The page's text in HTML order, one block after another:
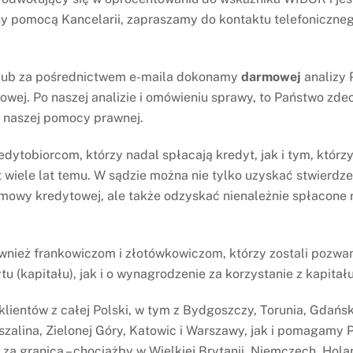
pomocą Kancelarii, zapraszamy do kontaktu
za pośrednictwem e-maila dokonamy darmowej analizy
Po naszej analizie i omówieniu sprawy, to Państwo
pomocy prawnej.
którzy nadal spłacają kredyt, jak i tym,
wiele lat temu. W sądzie można nie tylko uzyskać
kredytowej, ale także odzyskać nienależnie spłacone
frankowiczom i złotówkowiczom, którzy zostali
(kapitału), jak i o wynagrodzenie za korzystanie z
z całej Polski, w tym z Bydgoszczy, Torunia,
Zielonej Góry, Katowic i Warszawy, jak i pomagamy
także zasądził zwrot kosztów procesu. Wyrok jest
Wyrok prawomocny – nieważna umowa
Erste Bank, dawniej WBK Bank
– zwrot
w toku procesu,
Wyrok prawomocny – nieważna
umowa Santander Consumer Bank